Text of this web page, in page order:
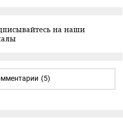
на наши
(5)